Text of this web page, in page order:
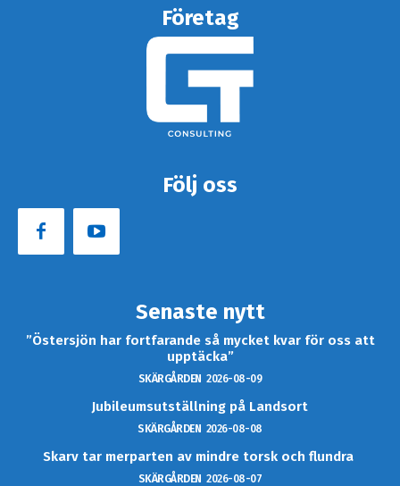
Företag
Följ oss
Senaste nytt
”Östersjön har fortfarande så mycket kvar för oss att
upptäcka”
SKÄRGÅRDEN 2026-08-09
Jubileumsutställning på Landsort
SKÄRGÅRDEN 2026-08-08
Skarv tar merparten av mindre torsk och flundra
SKÄRGÅRDEN 2026-08-07